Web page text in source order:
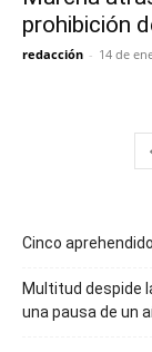
prohibición
redacción - 14 de
Cinco
Multitud despide
una pausa de un